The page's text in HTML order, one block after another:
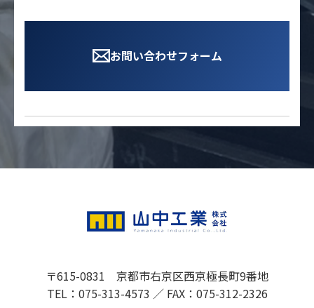
お問い合わせフォーム
〒615-0831 京都市右京区西京極長町9番地
TEL：075-313-4573 ／ FAX：075-312-2326